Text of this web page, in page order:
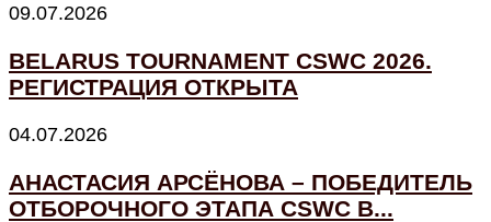
09.07.2026
BELARUS TOURNAMENT CSWC 2026.
РЕГИСТРАЦИЯ ОТКРЫТА
04.07.2026
АНАСТАСИЯ АРСЁНОВА – ПОБЕДИТЕЛЬ
ОТБОРОЧНОГО ЭТАПА CSWC В...